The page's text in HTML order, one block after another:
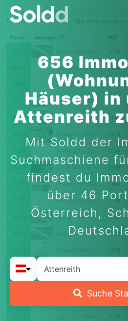
656
Häuser) in
Attenreith
Mit Soldd der
Suchmaschiene
findest du
über 46
Österreich,
Suche